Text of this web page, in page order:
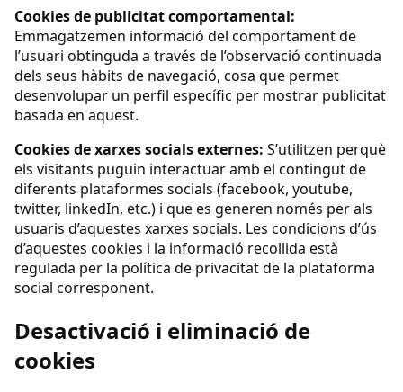
Cookies de publicitat comportamental:
Emmagatzemen informació del comportament de
l’usuari obtinguda a través de l’observació continuada
dels seus hàbits de navegació, cosa que permet
desenvolupar un perfil específic per mostrar publicitat
basada en aquest.
Cookies de xarxes socials externes: S’utilitzen perquè
els visitants puguin interactuar amb el contingut de
diferents plataformes socials (facebook, youtube,
twitter, linkedIn, etc.) i que es generen només per als
usuaris d’aquestes xarxes socials. Les condicions d’ús
d’aquestes cookies i la informació recollida està
regulada per la política de privacitat de la plataforma
social corresponent.
Desactivació i eliminació de
cookies